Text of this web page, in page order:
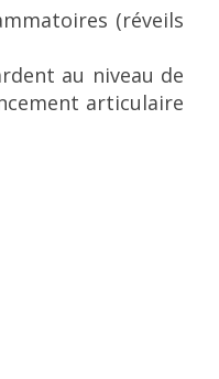
(réveils
au niveau de
articulaire